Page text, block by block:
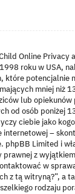
Online
roku w USA,
które potencjalnie
mniej niż
lub
od osób poniżej
ciebie jako
internetowej –
phpBB Limited i
prawnej z
w
z tą witryną?”, a
rodzaju